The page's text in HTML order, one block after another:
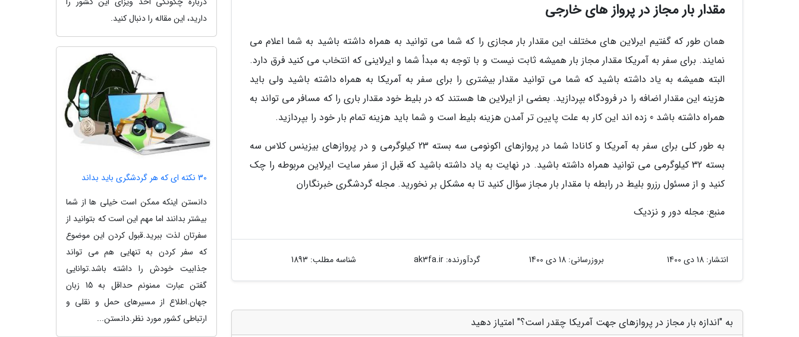
مقدار بار مجاز در پرواز های خارجی
همان طور که گفتیم ایرلاین های مختلف این مقدار بار مجازی را که شما می توانید به همراه داشته باشید به شما اعلام می
نمایند. برای سفر به آمریکا مقدار مجاز بار همیشه ثابت نیست و با توجه به مبدأ شما و ایرلاینی که انتخاب می کنید فرق دارد.
البته همیشه به یاد داشته باشید که شما می توانید مقدار بیشتری را برای سفر به آمریکا به همراه داشته باشید ولی باید
هزینه این مقدار اضافه را در فرودگاه بپردازید. بعضی از ایرلاین ها هستند که در بلیط خود مقدار باری را که مسافر می تواند به
همراه داشته باشد 0 زده اند این کار به علت پایین تر آمدن هزینه بلیط است و شما باید هزینه تمام بار خود را بپردازید.
به طور کلی برای سفر به آمریکا و کانادا شما در پروازهای اکونومی سه بسته 23 کیلوگرمی و در پروازهای بیزینس کلاس سه
بسته 32 کیلوگرمی می توانید همراه داشته باشید. در نهایت به یاد داشته باشید که قبل از سفر سایت ایرلاین مربوطه را چک
کنید و از مسئول رزرو بلیط در رابطه با مقدار بار مجاز سؤال کنید تا به مشکل بر نخورید. مجله گردشگری خبرنگاران
منبع: مجله دور و نزدیک
انتشار: 18 دی 1400 بروزرسانی: 18 دی 1400 گردآورنده:ak3fa.ir شناسه مطلب: 1893
به "اندازه بار مجاز در پروازهای جهت آمریکا چقدر است؟" امتیاز دهید
دارید، این مقاله را دنبال کنید.
30 نکته ای که هر گردشگری باید بداند
دانستن اینکه ممکن است خیلی ها از شما
بیشتر بدانند اما مهم این است که بتوانید از
سفرتان لذت ببرید.قبول کردن این موضوع
که سفر کردن به تنهایی هم می تواند
جذابیت خودش را داشته باشد.توانایی
گفتن عبارت ممنونم حداقل به 15 زبان
جهان.اطلاع از مسیرهای حمل و نقلی و
ارتباطی کشور مورد نظر.دانستن...